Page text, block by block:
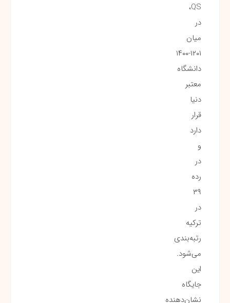
QS،
در
میان
۱۲۰۱-۱۴۰۰
دانشگاه‌
معتبر
دنیا
قرار
دارد
و
در
رده
۳۹
در
ترکیه
رتبه‌بندی
می‌شود.
این
جایگاه
نشان‌دهنده